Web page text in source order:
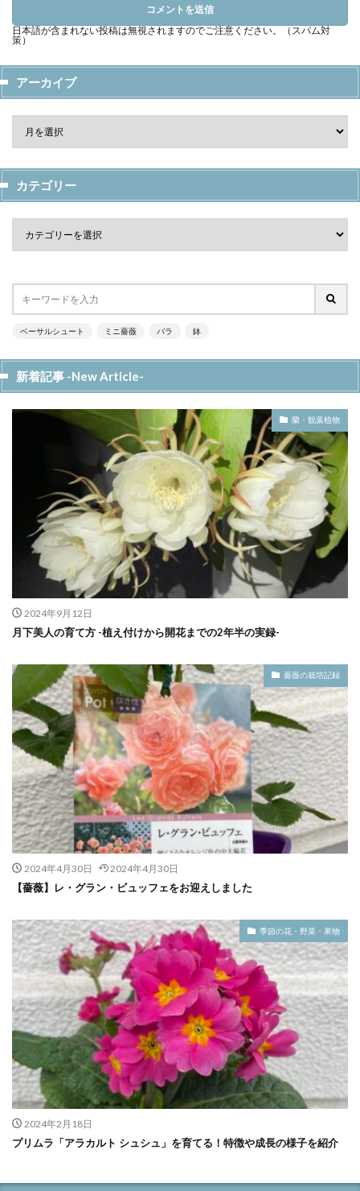
日本語が含まれない投稿は無視されますのでご注意ください。（スパム対
策）
アーカイブ
カテゴリー
ベーサルシュート ミニ薔薇 バラ 鉢
新着記事 -New Article-
蘭・観葉植物
2024年9月12日
月下美人の育て方 -植え付けから開花までの2年半の実録-
薔薇の栽培記録
2024年4月30日 2024年4月30日
【薔薇】レ・グラン・ビュッフェをお迎えしました
季節の花・野菜・果物
2024年2月18日
プリムラ「アラカルト シュシュ」を育てる！特徴や成長の様子を紹介